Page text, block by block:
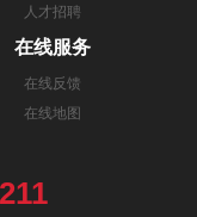
人才招聘
在线服务
在线反馈
在线地图